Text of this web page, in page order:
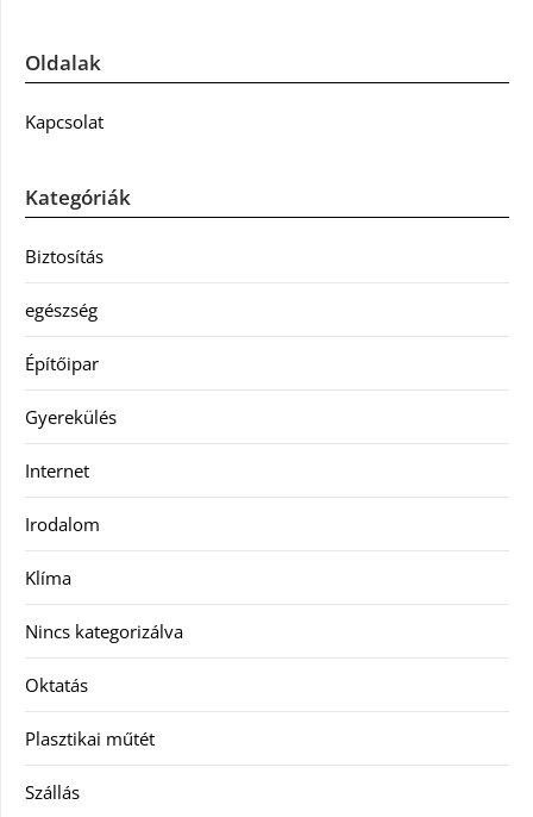
Oldalak
Kapcsolat
Kategóriák
Biztosítás
egészség
Építőipar
Gyerekülés
Internet
Irodalom
Klíma
Nincs kategorizálva
Oktatás
Plasztikai műtét
Szállás